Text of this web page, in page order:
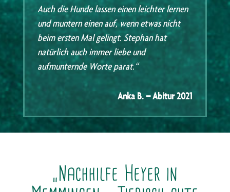
Auch die Hunde lassen einen leichter lernen
und muntern einen auf, wenn etwas nicht
beim ersten Mal gelingt. Stephan hat
natürlich auch immer liebe und
aufmunternde Worte parat.“
Anka B. – Abitur 2021
„Nachhilfe Heyer in